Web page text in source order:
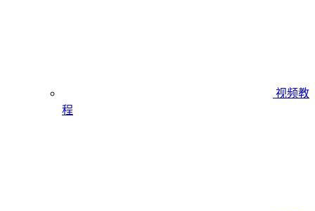
视频教
程